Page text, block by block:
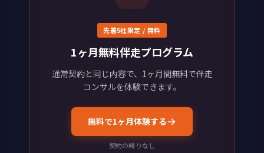
先着5社限定 / 無料
1ヶ月無料伴走プログラム
通常契約と同じ内容で、1ヶ月間無料で伴走
コンサルを体験できます。
無料で1ヶ月体験する
契約の縛りなし